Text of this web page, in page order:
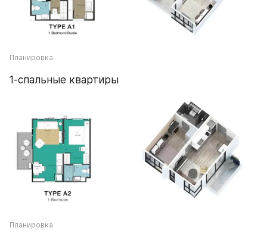
Планировка
1-спальные квартиры
Планировка